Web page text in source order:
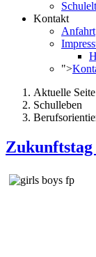
Kontakt
Anfahrt
">
Aktuelle
Schulleben
Zukunftstag